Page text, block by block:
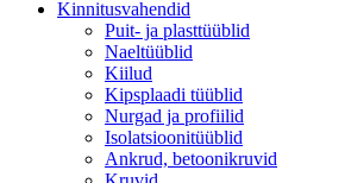
Kinnitusvahendid
Puit- ja plasttüüblid
Naeltüüblid
Kiilud
Kipsplaadi tüüblid
Nurgad ja profiilid
Isolatsioonitüüblid
Ankrud, betoonikruvid